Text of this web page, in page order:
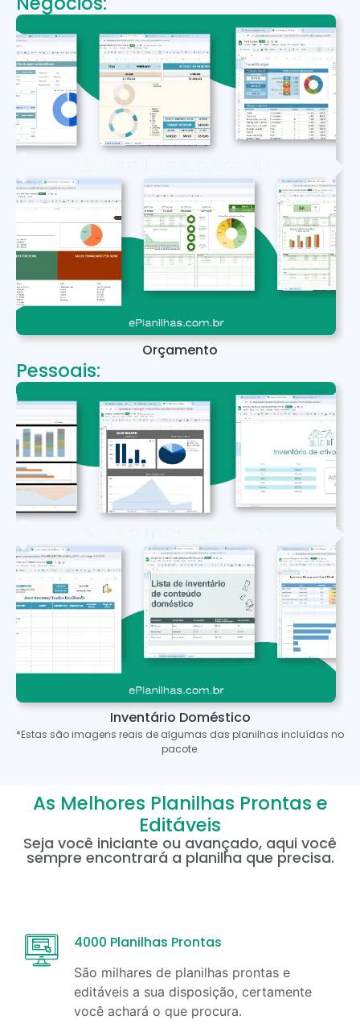
Orçamento
Pessoais:
Inventário Doméstico
*Estas são imagens reais de algumas das planilhas incluídas no
pacote.
As Melhores Planilhas Prontas e
Editáveis
Seja você iniciante ou avançado, aqui você
sempre encontrará a planilha que precisa.
4000 Planilhas Prontas
São milhares de planilhas prontas e
editáveis a sua disposição, certamente
você achará o que procura.